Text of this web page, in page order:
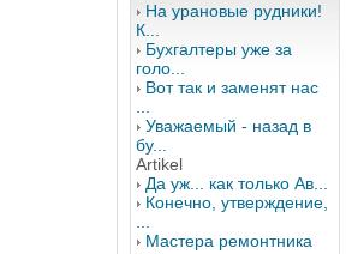
На урановые рудники!
К...
Бухгалтеры уже за
голо...
Вот так и заменят нас
Уважаемый - назад в
бу...
Artikel
Да уж... как только Ав...
Конечно, утверждение,
Мастера ремонтника